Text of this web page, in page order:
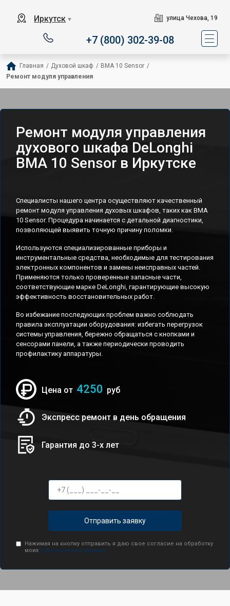
Иркутск ▼ улица Чехова, 19
+7 (800) 302-39-08
Главная / Духовой шкаф / BMA 10 Sensor /
Ремонт модуля управления
Ремонт модуля управления
духового шкафа DeLonghi
BMA 10 Sensor в Иркутске
Специалисты нашего центра осуществляют качественный
ремонт модуля управления духовых шкафов, таких как BMA
10 Sensor. Процедура начинается с детальной диагностики,
позволяющей выявить точную причину поломки.
Используются специализированные приборы и
инструментальные средства, необходимые для тестирования
электронных компонентов и замены неисправных частей.
Применяются только проверенные запасные части,
соответствующие марке DeLonghi, гарантирующие высокую
эффективность восстановительных работ.
Во избежание последующих проблем важно соблюдать
правила эксплуатации оборудования: избегать перегрузок
системы управления, бережно обращаться с кнопками и
сенсорами панели, а также периодически проводить
профилактику аппаратуры.
Цена от 4250 руб
Экспресс ремонт в день обращения
Гарантия до 3-х лет
Отправить заявку
Нажимая на кнопку отправить я даю свое согласие на обработку
моих персональных данных.